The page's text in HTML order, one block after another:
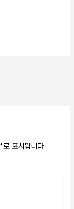
*로 표시됩니다